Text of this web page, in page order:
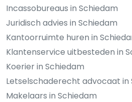
Incassobureaus in Schiedam
Juridisch advies in Schiedam
Kantoorruimte huren in
Klantenservice uitbesteden in
Koerier in Schiedam
Letselschaderecht advocaat in
Makelaars in Schiedam